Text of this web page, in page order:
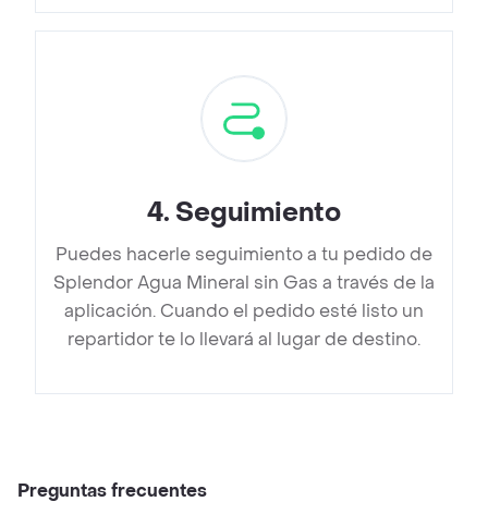
4. Seguimiento
Puedes hacerle seguimiento a tu pedido de
Splendor Agua Mineral sin Gas a través de la
aplicación. Cuando el pedido esté listo un
repartidor te lo llevará al lugar de destino.
Preguntas frecuentes